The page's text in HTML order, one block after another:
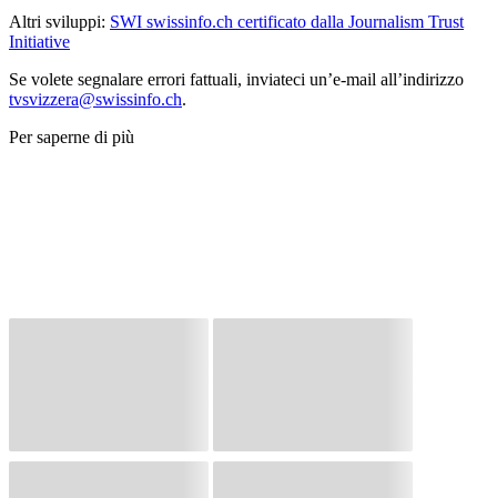
Altri sviluppi: SWI swissinfo.ch certificato dalla Journalism Trust
Initiative
Se volete segnalare errori fattuali, inviateci un’e-mail all’indirizzo
tvsvizzera@swissinfo.ch.
Per saperne di più